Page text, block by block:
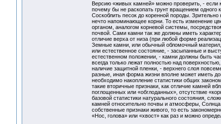
Версию «живых камней» можно проверить, - если
почему бы не раскопать грунт вращением одного
Соскоблить песок до коренной породы.
нечто напоминающее корни. То есть изменение
органом, аналогом корневой системы,
почвой. Сами камни так же должны иметь
отличие верха от низа (при любой форме
Земные камни, или обычный обломочный материл,
или естественное состояние, - засыпанные и
естественном положении, - камни должны быть
всегда только лежат полностью над
наличие защитной пленки, - верхнего слоя
разные, иная форма жизни вполне может иметь
необходимо накопление статистики общих
такие вторичные признаки, как отличие камней
поглощенных или «обглоданных», отсутствие
базовой статистики натурального состояния,
камней относительно почвы и атмосферы,
собственные признаки живого, то есть
«Нос, голова» или «хвост» как раз и можно